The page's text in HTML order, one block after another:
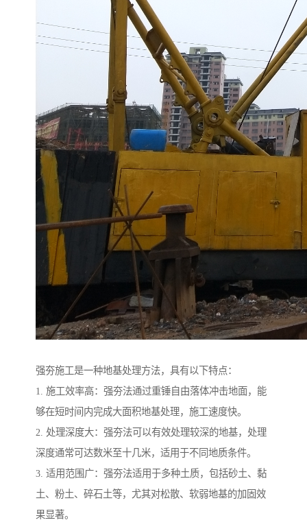
强夯施工是一种地基处理方法，具有以下特点：
1. 施工效率高：强夯法通过重锤自由落体冲击地面，能
够在短时间内完成大面积地基处理，施工速度快。
2. 处理深度大：强夯法可以有效处理较深的地基，处理
深度通常可达数米至十几米，适用于不同地质条件。
3. 适用范围广：强夯法适用于多种土质，包括砂土、黏
土、粉土、碎石土等，尤其对松散、软弱地基的加固效
果显著。